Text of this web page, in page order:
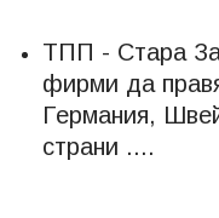
ТПП - Стара
фирми да
Германия,
страни ....